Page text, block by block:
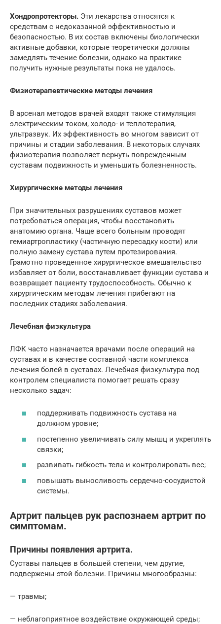
Хондропротекторы. Эти лекарства относятся к
средствам с недоказанной эффективностью и
безопасностью. В их состав включены биологически
активные добавки, которые теоретически должны
замедлять течение болезни, однако на практике
получить нужные результаты пока не удалось.
Физиотерапевтические методы лечения
В арсенал методов врачей входят также стимуляция
электрическим током, холодо- и теплотерапия,
ультразвук. Их эффективность во многом зависит от
причины и стадии заболевания. В некоторых случаях
физиотерапия позволяет вернуть поврежденным
суставам подвижность и уменьшить болезненность.
Хирургические методы лечения
При значительных разрушениях суставов может
потребоваться операция, чтобы восстановить
анатомию органа. Чаще всего больным проводят
гемиартропластику (частичную пересадку кости) или
полную замену сустава путем протезирования.
Грамотно проведенное хирургическое вмешательство
избавляет от боли, восстанавливает функции сустава и
возвращает пациенту трудоспособность. Обычно к
хирургическим методам лечения прибегают на
последних стадиях заболевания.
Лечебная физкультура
ЛФК часто назначается врачами после операций на
суставах и в качестве составной части комплекса
лечения болей в суставах. Лечебная физкультура под
контролем специалиста помогает решать сразу
несколько задач:
поддерживать подвижность сустава на
должном уровне;
постепенно увеличивать силу мышц и укреплять
связки;
развивать гибкость тела и контролировать вес;
повышать выносливость сердечно-сосудистой
системы.
Артрит пальцев рук распознаем артрит по
симптомам.
Причины появления артрита.
Суставы пальцев в большей степени, чем другие,
подвержены этой болезни. Причины многообразны:
— травмы;
— неблагоприятное воздействие окружающей среды;